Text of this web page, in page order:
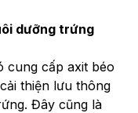
dưỡng trứng
cung cấp axit béo
thiện lưu thông
Đây cũng là